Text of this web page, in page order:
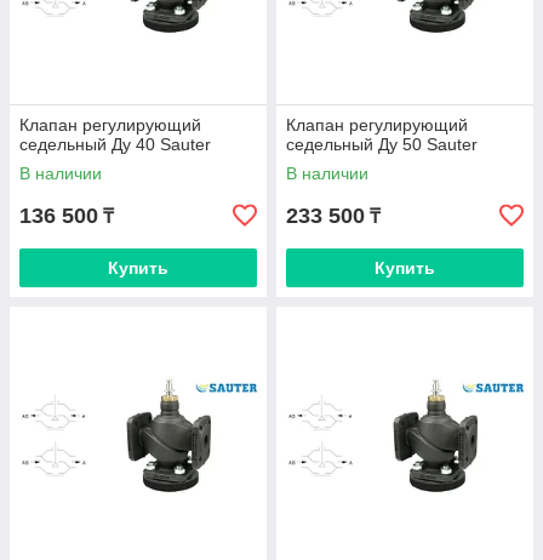
Клапан регулирующий
седельный Ду 40 Sauter
В наличии
136 500 ₸
Купить
Клапан регулирующий
седельный Ду 50 Sauter
В наличии
233 500 ₸
Купить